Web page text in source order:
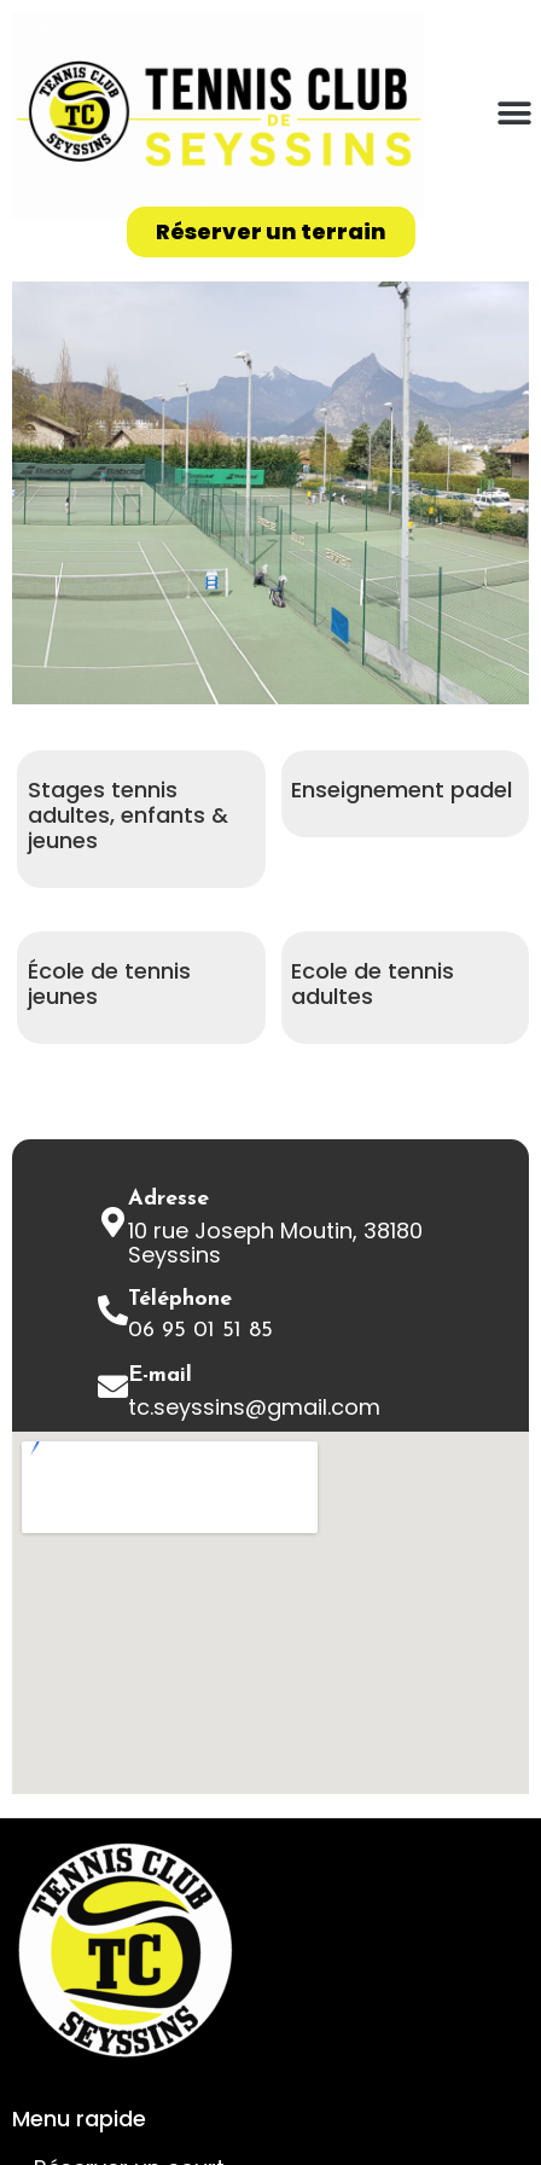
Réserver un terrain
Stages tennis
adultes, enfants &
jeunes
Enseignement padel
École de tennis
jeunes
Ecole de tennis
adultes
Adresse
10 rue Joseph Moutin, 38180
Seyssins
Téléphone
06 95 01 51 85
E-mail
tc.seyssins@gmail.com
Menu rapide